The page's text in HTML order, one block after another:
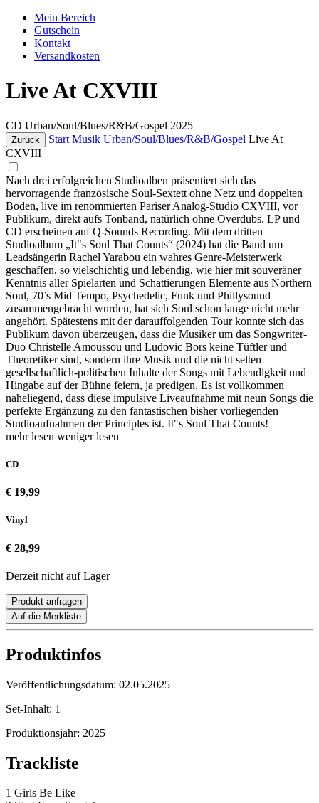
Mein Bereich
Gutschein
Kontakt
Versandkosten
Live At CXVIII
CD Urban/Soul/Blues/R&B/Gospel 2025
Zurück Start Musik Urban/Soul/Blues/R&B/Gospel Live At
CXVIII
Nach drei erfolgreichen Studioalben präsentiert sich das
hervorragende französische Soul-Sextett ohne Netz und doppelten
Boden, live im renommierten Pariser Analog-Studio CXVIII, vor
Publikum, direkt aufs Tonband, natürlich ohne Overdubs. LP und
CD erscheinen auf Q-Sounds Recording. Mit dem dritten
Studioalbum „It"s Soul That Counts“ (2024) hat die Band um
Leadsängerin Rachel Yarabou ein wahres Genre-Meisterwerk
geschaffen, so vielschichtig und lebendig, wie hier mit souveräner
Kenntnis aller Spielarten und Schattierungen Elemente aus Northern
Soul, 70’s Mid Tempo, Psychedelic, Funk und Phillysound
zusammengebracht wurden, hat sich Soul schon lange nicht mehr
angehört. Spätestens mit der darauffolgenden Tour konnte sich das
Publikum davon überzeugen, dass die Musiker um das Songwriter-
Duo Christelle Amoussou und Ludovic Bors keine Tüftler und
Theoretiker sind, sondern ihre Musik und die nicht selten
gesellschaftlich-politischen Inhalte der Songs mit Lebendigkeit und
Hingabe auf der Bühne feiern, ja predigen. Es ist vollkommen
naheliegend, dass diese impulsive Liveaufnahme mit neun Songs die
perfekte Ergänzung zu den fantastischen bisher vorliegenden
Studioaufnahmen der Principles ist. It"s Soul That Counts!
mehr lesen weniger lesen
CD
€ 19,99
Vinyl
€ 28,99
Derzeit nicht auf Lager
Produkt anfragen
Auf die Merkliste
Produktinfos
Veröffentlichungsdatum: 02.05.2025
Set-Inhalt: 1
Produktionsjahr: 2025
Trackliste
1 Girls Be Like